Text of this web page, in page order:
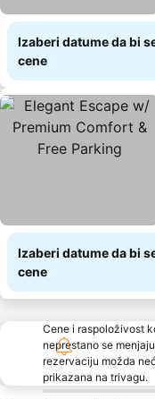
Izaberi datume da bi
cene
Izaberi datume da bi
cene
Cene i raspoloživost
neprestano se
rezervaciju možda
prikazana na trivagu.